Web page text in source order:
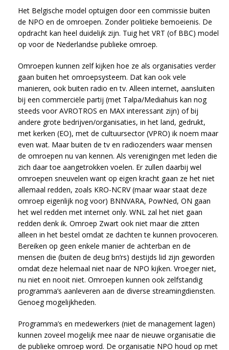
Het Belgische model optuigen door een commissie buiten
de NPO en de omroepen. Zonder politieke bemoeienis. De
opdracht kan heel duidelijk zijn. Tuig het VRT (of BBC) model
op voor de Nederlandse publieke omroep.
Omroepen kunnen zelf kijken hoe ze als organisaties verder
gaan buiten het omroepsysteem. Dat kan ook vele
manieren, ook buiten radio en tv. Alleen internet, aansluiten
bij een commerciële partij (met Talpa/Mediahuis kan nog
steeds voor AVROTROS en MAX interessant zijn) of bij
andere grote bedrijven/organisaties, in het land, gedrukt,
met kerken (EO), met de cultuursector (VPRO) ik noem maar
even wat. Maar buiten de tv en radiozenders waar mensen
de omroepen nu van kennen. Als verenigingen met leden die
zich daar toe aangetrokken voelen. Er zullen daarbij wel
omroepen sneuvelen want op eigen kracht gaan ze het niet
allemaal redden, zoals KRO-NCRV (maar waar staat deze
omroep eigenlijk nog voor) BNNVARA, PowNed, ON gaan
het wel redden met internet only. WNL zal het niet gaan
redden denk ik. Omroep Zwart ook niet maar die zitten
alleen in het bestel omdat ze dachten te kunnen provoceren.
Bereiken op geen enkele manier de achterban en de
mensen die (buiten de deug bn’rs) destijds lid zijn geworden
omdat deze helemaal niet naar de NPO kijken. Vroeger niet,
nu niet en nooit niet. Omroepen kunnen ook zelfstandig
programma’s aanleveren aan de diverse streamingdiensten.
Genoeg mogelijkheden.
Programma’s en medewerkers (niet de management lagen)
kunnen zoveel mogelijk mee naar de nieuwe organisatie die
de publieke omroep word. De organisatie NPO houd op met